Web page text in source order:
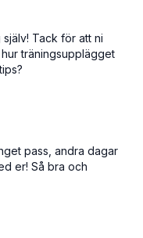
Tack för att ni
träningsupplägget
pass, andra dagar
er! Så bra och